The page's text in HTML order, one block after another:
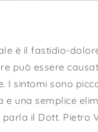
è il fastidio-
può essere
I sintomi sono
una semplice
il Dott. Pietro